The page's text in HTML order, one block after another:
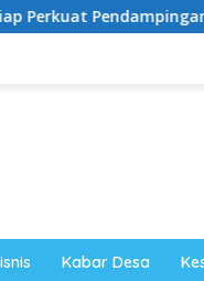
Hukum
Kabar Desa